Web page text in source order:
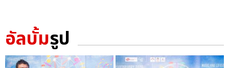
อัลบั้มรูป